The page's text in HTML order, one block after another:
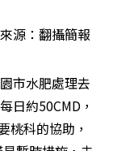
源：翻攝簡報
市水肥處理去
日約50CMD，
桃科的協助，